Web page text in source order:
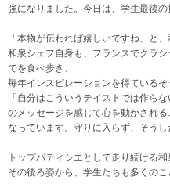
強になりました。今日は、学生最後
「本物が伝われば嬉しいですね」と、
和泉シェフ自身も、フランスでクラ
でを食べ歩き、
毎年インスピレーションを得ているそ
「自分はこういうテイストでは作ら
のメッセージを感じて心を動かされ
なっています。守りに入らず、そうし
トップパティシエとして走り続ける和
その後ろ姿から、学生たちも多くのこ